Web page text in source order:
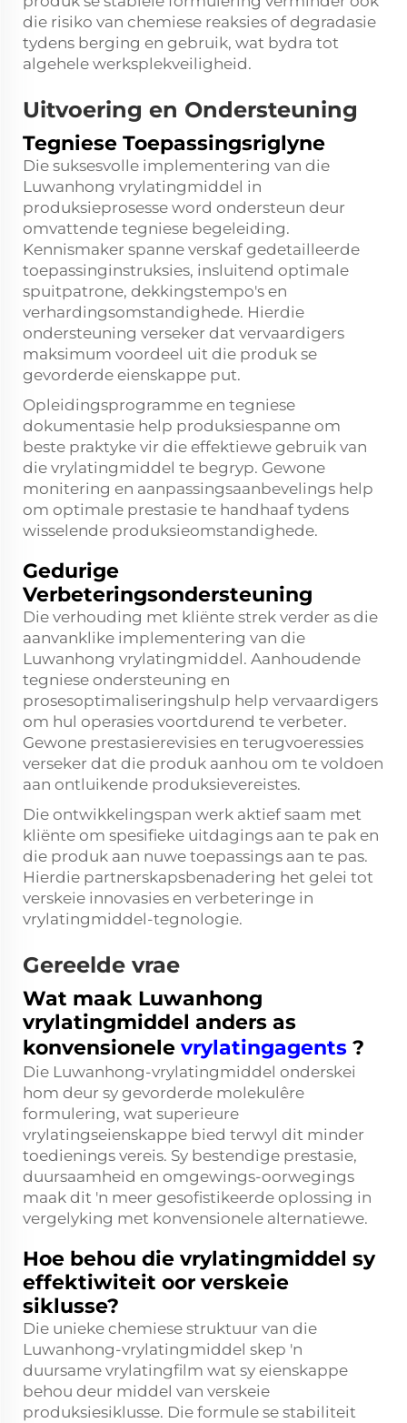
die risiko van chemiese reaksies of degradasie
tydens berging en gebruik, wat bydra tot
algehele werksplekveiligheid.
Uitvoering en Ondersteuning
Tegniese Toepassingsriglyne
Die suksesvolle implementering van die
Luwanhong vrylatingmiddel in
produksieprosesse word ondersteun deur
omvattende tegniese begeleiding.
Kennismaker spanne verskaf gedetailleerde
toepassinginstruksies, insluitend optimale
spuitpatrone, dekkingstempo's en
verhardingsomstandighede. Hierdie
ondersteuning verseker dat vervaardigers
maksimum voordeel uit die produk se
gevorderde eienskappe put.
Opleidingsprogramme en tegniese
dokumentasie help produksiespanne om
beste praktyke vir die effektiewe gebruik van
die vrylatingmiddel te begryp. Gewone
monitering en aanpassingsaanbevelings help
om optimale prestasie te handhaaf tydens
wisselende produksieomstandighede.
Gedurige
Verbeteringsondersteuning
Die verhouding met kliënte strek verder as die
aanvanklike implementering van die
Luwanhong vrylatingmiddel. Aanhoudende
tegniese ondersteuning en
prosesoptimaliseringshulp help vervaardigers
om hul operasies voortdurend te verbeter.
Gewone prestasierevisies en terugvoeressies
verseker dat die produk aanhou om te voldoen
aan ontluikende produksievereistes.
Die ontwikkelingspan werk aktief saam met
kliënte om spesifieke uitdagings aan te pak en
die produk aan nuwe toepassings aan te pas.
Hierdie partnerskapsbenadering het gelei tot
verskeie innovasies en verbeteringe in
vrylatingmiddel-tegnologie.
Gereelde vrae
Wat maak Luwanhong
vrylatingmiddel anders as
konvensionele vrylatingagents ?
Die Luwanhong-vrylatingmiddel onderskei
hom deur sy gevorderde molekulêre
formulering, wat superieure
vrylatingseienskappe bied terwyl dit minder
toedienings vereis. Sy bestendige prestasie,
duursaamheid en omgewings-oorwegings
maak dit 'n meer gesofistikeerde oplossing in
vergelyking met konvensionele alternatiewe.
Hoe behou die vrylatingmiddel sy
effektiwiteit oor verskeie
siklusse?
Die unieke chemiese struktuur van die
Luwanhong-vrylatingmiddel skep 'n
duursame vrylatingfilm wat sy eienskappe
behou deur middel van verskeie
produksiesiklusse. Die formule se stabiliteit